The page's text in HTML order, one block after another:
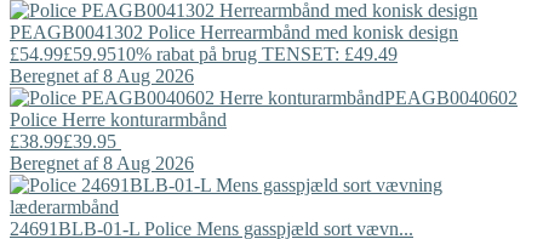
PEAGB0041302 Police Herrearmbånd med konisk design
£54.99£59.9510% rabat på brug TENSET: £49.49
Beregnet af 8 Aug 2026
PEAGB0040602
Police Herre konturarmbånd
£38.99£39.95
Beregnet af 8 Aug 2026
24691BLB-01-L Police Mens gasspjæld sort vævn...